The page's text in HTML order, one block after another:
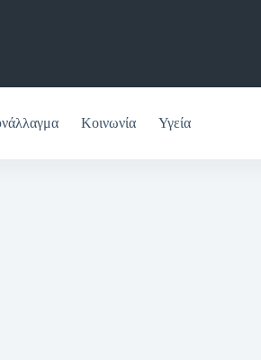
Κοινωνία Υγεία